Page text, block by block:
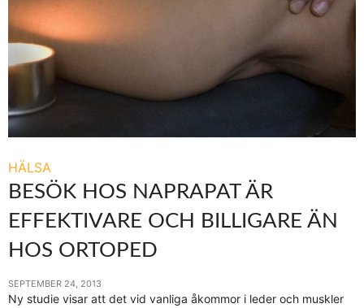
HÄLSA
BESÖK HOS NAPRAPAT ÄR
EFFEKTIVARE OCH BILLIGARE ÄN
HOS ORTOPED
SEPTEMBER 24, 2013
Ny studie visar att det vid vanliga åkommor i leder och muskler